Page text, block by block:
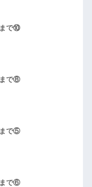
まで⑩
まで⑧
まで⑤
まで⑥